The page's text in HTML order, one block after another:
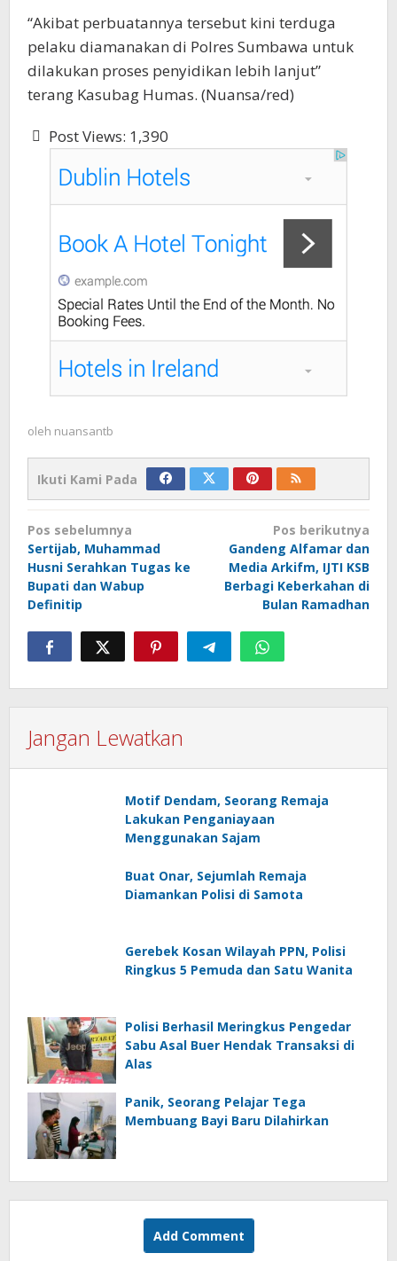
“Akibat perbuatannya tersebut kini terduga
pelaku diamanakan di Polres Sumbawa untuk
dilakukan proses penyidikan lebih lanjut”
terang Kasubag Humas. (Nuansa/red)
Post Views: 1,390
oleh nuansantb
Ikuti Kami Pada
Navigasi
pos
Pos sebelumnya
Sertijab, Muhammad
Husni Serahkan Tugas ke
Bupati dan Wabup
Definitip
Pos berikutnya
Gandeng Alfamar dan
Media Arkifm, IJTI KSB
Berbagi Keberkahan di
Bulan Ramadhan
Jangan Lewatkan
Motif Dendam, Seorang Remaja
Lakukan Penganiayaan
Menggunakan Sajam
Buat Onar, Sejumlah Remaja
Diamankan Polisi di Samota
Gerebek Kosan Wilayah PPN, Polisi
Ringkus 5 Pemuda dan Satu Wanita
Polisi Berhasil Meringkus Pengedar
Sabu Asal Buer Hendak Transaksi di
Alas
Panik, Seorang Pelajar Tega
Membuang Bayi Baru Dilahirkan
Add Comment